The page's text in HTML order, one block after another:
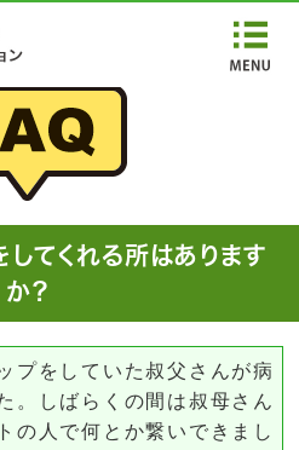
てくれる所はあります
か？
プをしていた叔父さんが病
。しばらくの間は叔母さん
の人で何とか繋いできまし